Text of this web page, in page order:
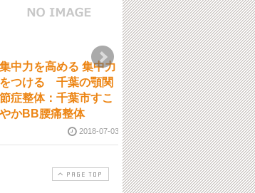
集中力を高める 集中力
をつける 千葉の顎関
節症整体：千葉市すこ
やかBB腰痛整体
2018-07-03
筋トレ メニュー で女
がジムを探す時に考え
ること：千葉市すこや
かBB腰痛整体
2018-07-
PAGE TOP